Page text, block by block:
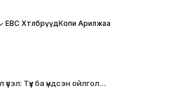
EBC ХөтөлбөрүүдКопи Арилжаа
Санхүүгийн гарал үүсэл: Түүх ба үндсэн ойлголтуудыг энгийнээр